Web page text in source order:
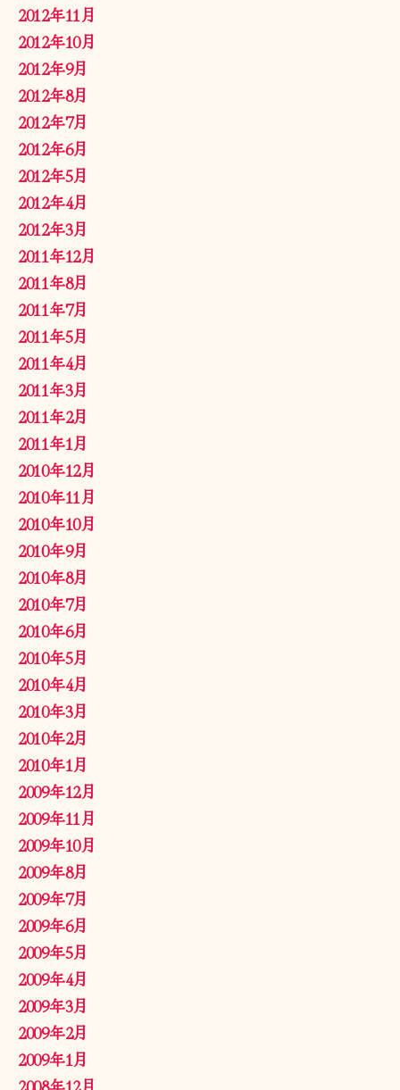
2012年11月
2012年10月
2012年9月
2012年8月
2012年7月
2012年6月
2012年5月
2012年4月
2012年3月
2011年12月
2011年8月
2011年7月
2011年5月
2011年4月
2011年3月
2011年2月
2011年1月
2010年12月
2010年11月
2010年10月
2010年9月
2010年8月
2010年7月
2010年6月
2010年5月
2010年4月
2010年3月
2010年2月
2010年1月
2009年12月
2009年11月
2009年10月
2009年8月
2009年7月
2009年6月
2009年5月
2009年4月
2009年3月
2009年2月
2009年1月
2008年12月